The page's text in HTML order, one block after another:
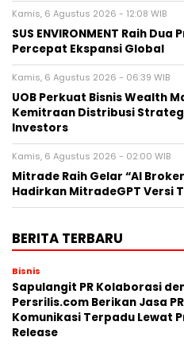
Kamis, 6 Agustus 2026 - 12:08 WIB
SUS ENVIRONMENT Raih
Percepat Ekspansi Global
Kamis, 6 Agustus 2026 - 06:39 WIB
UOB Perkuat Bisnis Wealth
Kemitraan Distribusi
Investors
Kamis, 6 Agustus 2026 - 02:00 WIB
Mitrade Raih Gelar “AI
Hadirkan MitradeGPT Versi
BERITA TERBARU
Bisnis
Sapulangit PR Kolaborasi
Persrilis.com Berikan Jasa
Komunikasi Terpadu Lewat
Release